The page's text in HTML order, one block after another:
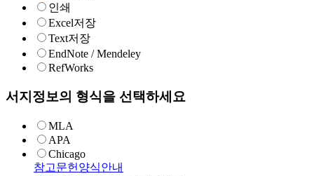
인쇄
Excel저장
Text저장
EndNote / Mendeley
RefWorks
서지정보의 형식을 선택하세요
MLA
APA
Chicago
참고문헌양식안내